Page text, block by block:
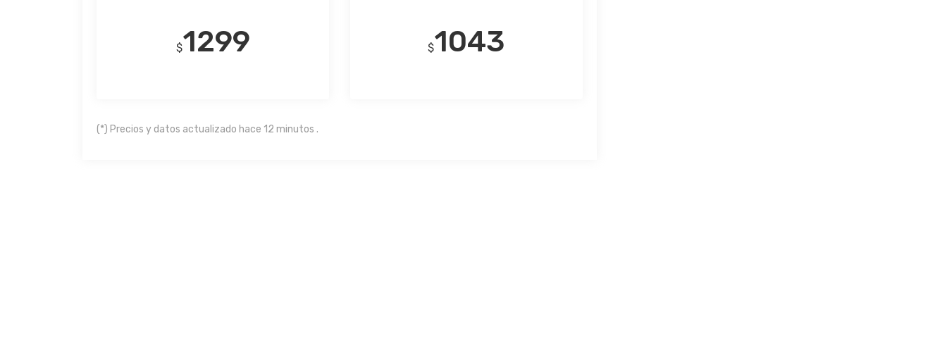
$1299 $1043
(*) Precios y datos actualizado hace 12 minutos .